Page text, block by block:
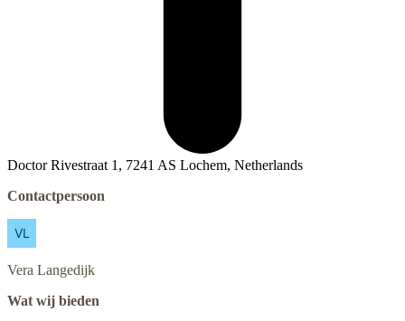
Doctor Rivestraat 1, 7241 AS Lochem, Netherlands
Contactpersoon
Vera Langedijk
Wat wij bieden